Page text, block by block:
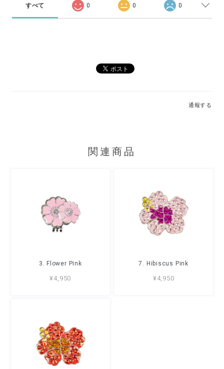
すべて 0 0 0
通報する
関連商品
3. Flower Pink
¥4,950
7. Hibiscus Pink
¥4,950